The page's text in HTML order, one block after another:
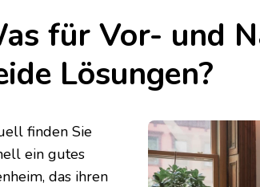
für Vor- und
Lösungen?
finden Sie
ein gutes
das ihren